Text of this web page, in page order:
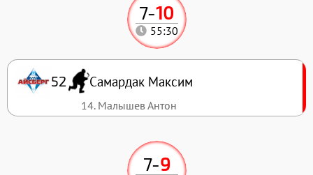
7-9
7-10
55:30
52 Самардак Максим
14. Малышев Антон